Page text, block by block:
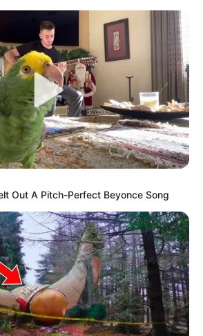
Out A Pitch-Perfect Beyonce Song